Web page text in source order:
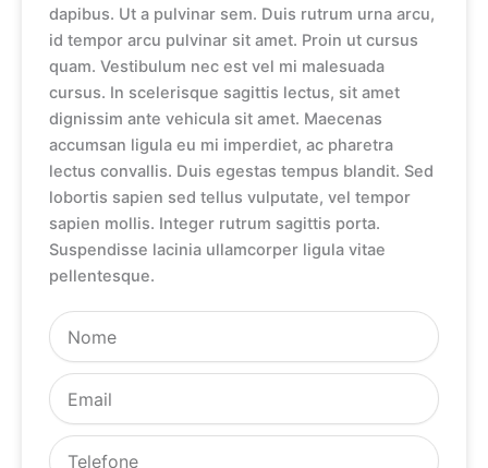
dapibus. Ut a pulvinar sem. Duis rutrum urna arcu,
id tempor arcu pulvinar sit amet. Proin ut cursus
quam. Vestibulum nec est vel mi malesuada
cursus. In scelerisque sagittis lectus, sit amet
dignissim ante vehicula sit amet. Maecenas
accumsan ligula eu mi imperdiet, ac pharetra
lectus convallis. Duis egestas tempus blandit. Sed
lobortis sapien sed tellus vulputate, vel tempor
sapien mollis. Integer rutrum sagittis porta.
Suspendisse lacinia ullamcorper ligula vitae
pellentesque.
Nome
Email
Telefone